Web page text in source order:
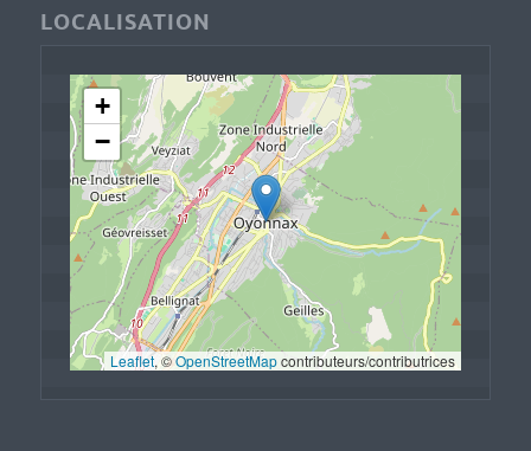
LOCALISATION
+
−
Leaflet, © OpenStreetMap contributeurs/contributrices